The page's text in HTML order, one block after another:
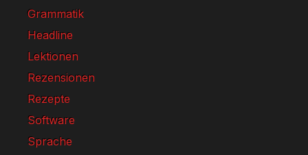
Grammatik
Headline
Lektionen
Rezensionen
Rezepte
Software
Sprache